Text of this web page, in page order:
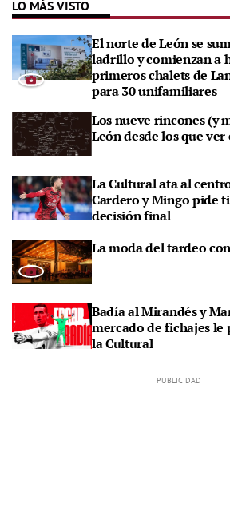
LO MÁS VISTO
El norte de León se
ladrillo y comienzan a
primeros chalets de
para 30 unifamiliares
Los nueve rincones (y
León desde los que
La Cultural ata al
Cardero y Mingo pide
decisión final
La moda del tardeo
Badía al Mirandés y
mercado de fichajes le
la Cultural